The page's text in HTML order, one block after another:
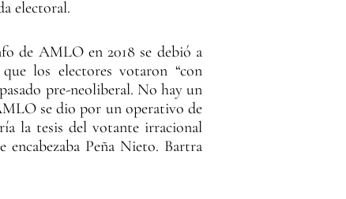
electoral.
de AMLO en 2018 se debió a
los electores votaron “con
pre-neoliberal. No hay un
se dio por un operativo de
la tesis del votante irracional
Peña Nieto. Bartra